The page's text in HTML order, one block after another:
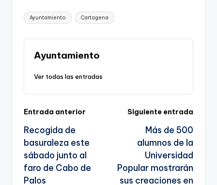
p
y
Li
n
k
c
e
b
o
o
ai
l
e
gr
a A
e
a
te
Etiquetas:
Ayuntamiento Cartagena
Ayuntamiento
Ver todas las entradas
Navegación
de
entradas
Entrada anterior
Recogida de
basuraleza este
sábado junto al
faro de Cabo de
Palos
Siguiente entrada
Más de 500
alumnos de la
Universidad
Popular mostrarán
sus creaciones en